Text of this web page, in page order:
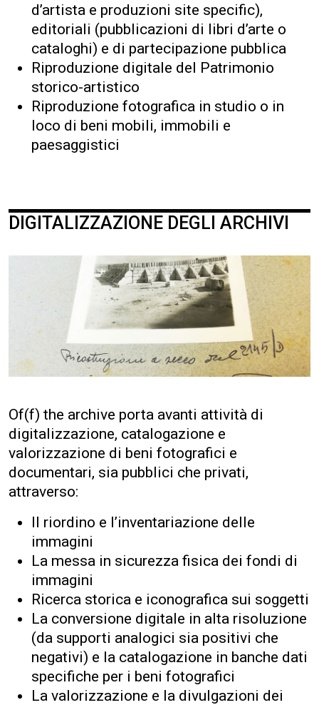
d’artista e produzioni site specific),
editoriali (pubblicazioni di libri d’arte o
cataloghi) e di partecipazione pubblica
Riproduzione digitale del Patrimonio
storico-artistico
Riproduzione fotografica in studio o in
loco di beni mobili, immobili e
paesaggistici
DIGITALIZZAZIONE DEGLI ARCHIVI
Of(f) the archive porta avanti attività di
digitalizzazione, catalogazione e
valorizzazione di beni fotografici e
documentari, sia pubblici che privati,
attraverso:
Il riordino e l’inventariazione delle
immagini
La messa in sicurezza fisica dei fondi di
immagini
Ricerca storica e iconografica sui soggetti
La conversione digitale in alta risoluzione
(da supporti analogici sia positivi che
negativi) e la catalogazione in banche dati
specifiche per i beni fotografici
La valorizzazione e la divulgazioni dei